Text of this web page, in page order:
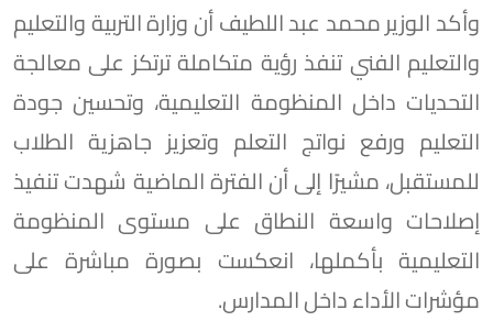
وأكد الوزير محمد عبد اللطيف أن وزارة التربية والتعليم
والتعليم الفني تنفذ رؤية متكاملة ترتكز على معالجة
التحديات داخل المنظومة التعليمية، وتحسين جودة
التعليم ورفع نواتج التعلم وتعزيز جاهزية الطلاب
للمستقبل، مشيرًا إلى أن الفترة الماضية شهدت تنفيذ
إصلاحات واسعة النطاق على مستوى المنظومة
التعليمية بأكملها، انعكست بصورة مباشرة على
مؤشرات الأداء داخل المدارس.